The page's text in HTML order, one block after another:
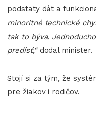
podstaty dát a
minoritné technické
tak to býva.
predísť,“dodal minister.
Stojí si za tým, že
pre žiakov i rodičov.